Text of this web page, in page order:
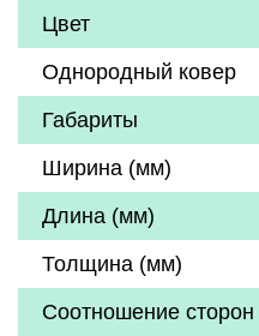
Цвет
Однородный ковер
Габариты
Ширина (мм)
Длина (мм)
Толщина (мм)
Соотношение